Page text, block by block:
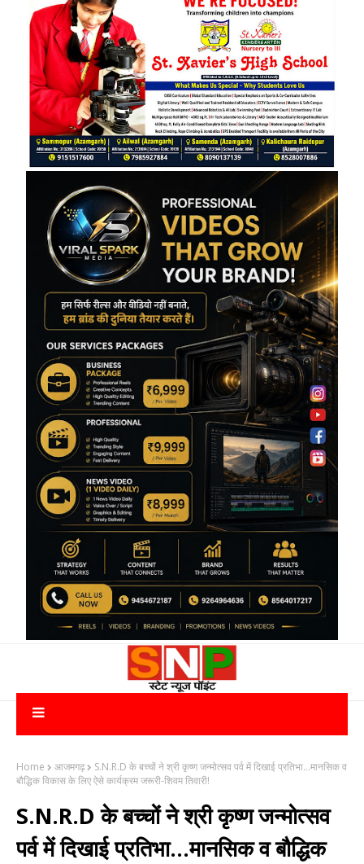
Home आजमगढ़
S.N.R.D के बच्चों ने श्री कृष्ण जन्मोत्सव पर्व में दिखाई प्रतिभा...मानसिक व
बौद्धिक विकास के लिए ऐसे कार्यक्रम जरूरी-शिवम तिवारी!
S.N.R.D के बच्चों ने श्री कृष्ण जन्मोत्सव
पर्व में दिखाई प्रतिभा...मानसिक व बौद्धिक